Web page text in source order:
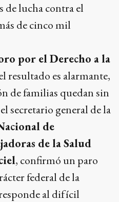
lucha contra el
de cinco mil
por el Derecho a la
resultado es alarmante,
de familias quedan sin
secretario general de la
de
de la Salud
, confirmó un paro
federal de la
al difícil